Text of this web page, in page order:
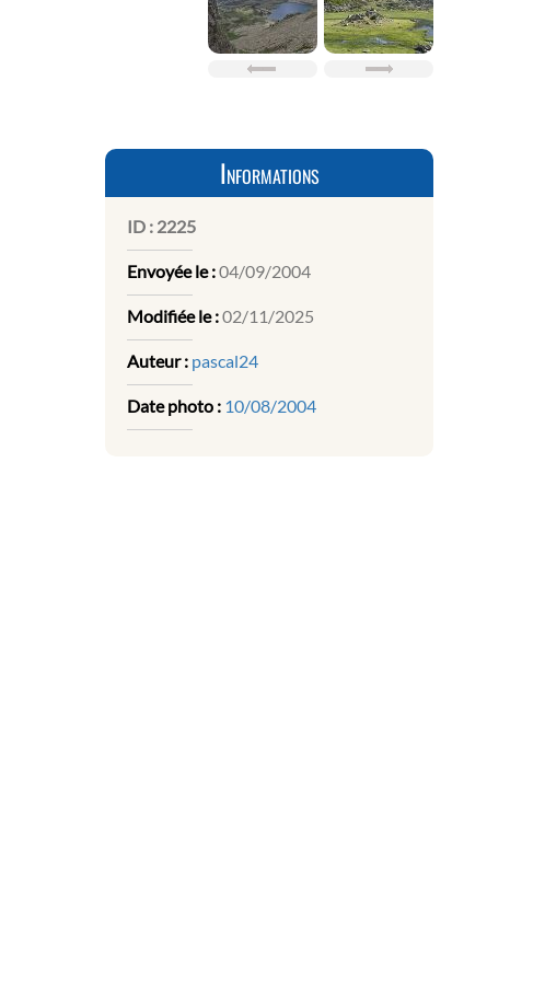
Informations
ID : 2225
Envoyée le :04/09/2004
Modifiée le :02/11/2025
Auteur : pascal24
Date photo : 10/08/2004